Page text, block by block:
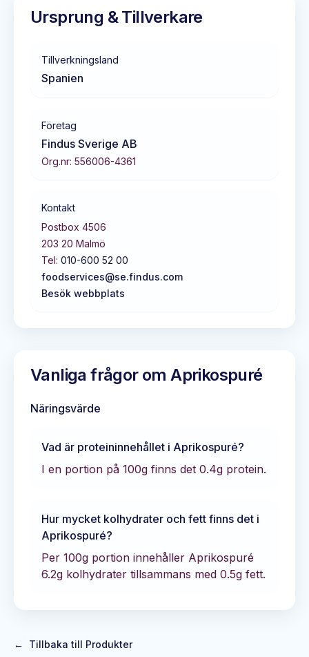
Ursprung & Tillverkare
Tillverkningsland
Spanien
Företag
Findus Sverige AB
Org.nr: 556006-4361
Kontakt
Postbox 4506
203 20 Malmö
Tel: 010-600 52 00
foodservices@se.findus.com
Besök webbplats
Vanliga frågor om Aprikospuré
Näringsvärde
Vad är proteininnehållet i Aprikospuré?
I en portion på 100g finns det 0.4g protein.
Hur mycket kolhydrater och fett finns det i
Aprikospuré?
Per 100g portion innehåller Aprikospuré
6.2g kolhydrater tillsammans med 0.5g fett.
← Tillbaka till Produkter